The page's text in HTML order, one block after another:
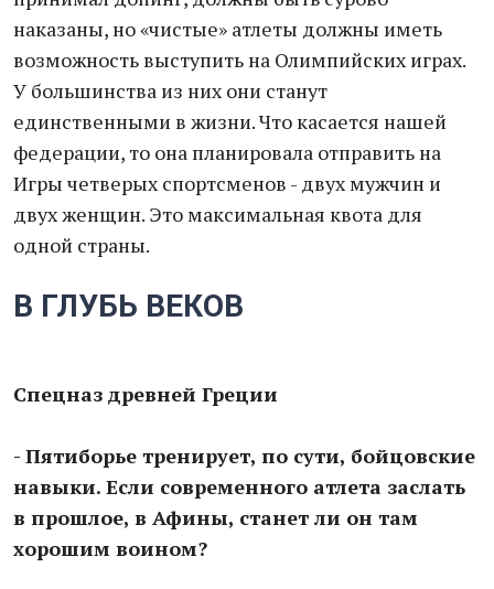
наказаны, но «чистые» атлеты должны иметь
возможность выступить на Олимпийских играх.
У большинства из них они станут
единственными в жизни. Что касается нашей
федерации, то она планировала отправить на
Игры четверых спортсменов - двух мужчин и
двух женщин. Это максимальная квота для
одной страны.
В ГЛУБЬ ВЕКОВ
Спецназ древней Греции
- Пятиборье тренирует, по сути, бойцовские
навыки. Если современного атлета заслать
в прошлое, в Афины, станет ли он там
хорошим воином?